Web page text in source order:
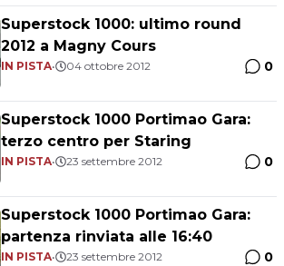
Superstock 1000: ultimo round
2012 a Magny Cours
IN PISTA• 04 ottobre 2012 0
Superstock 1000 Portimao Gara:
terzo centro per Staring
IN PISTA• 23 settembre 2012 0
Superstock 1000 Portimao Gara:
partenza rinviata alle 16:40
IN PISTA• 23 settembre 2012 0